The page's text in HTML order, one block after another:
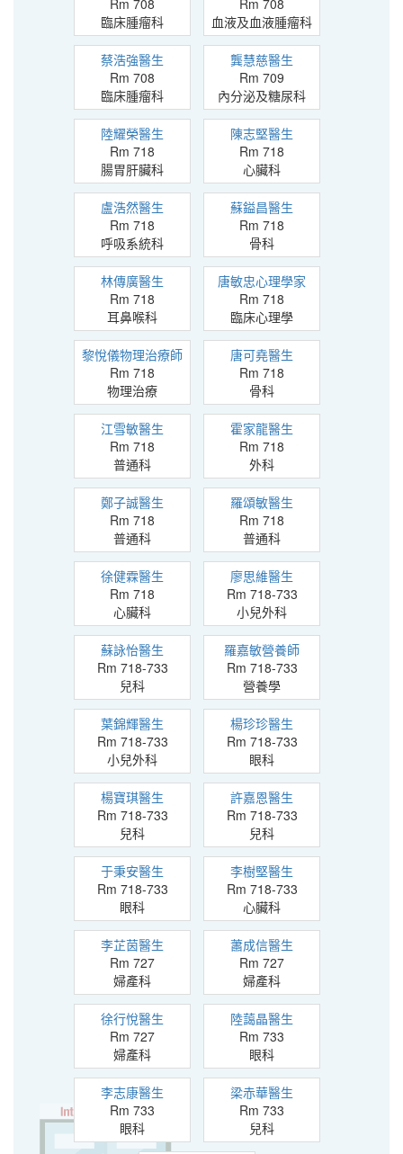
Rm 708
臨床腫瘤科
Rm 708
血液及血液腫瘤科
蔡浩強醫生
Rm 708
臨床腫瘤科
龔慧慈醫生
Rm 709
內分泌及糖尿科
陸耀榮醫生
Rm 718
腸胃肝臟科
陳志堅醫生
Rm 718
心臟科
盧浩然醫生
Rm 718
呼吸系統科
蘇鎰昌醫生
Rm 718
骨科
林傳廣醫生
Rm 718
耳鼻喉科
唐敏忠心理學家
Rm 718
臨床心理學
黎悅儀物理治療師
Rm 718
物理治療
唐可堯醫生
Rm 718
骨科
江雪敏醫生
Rm 718
普通科
霍家龍醫生
Rm 718
外科
鄭子誠醫生
Rm 718
普通科
羅頌敏醫生
Rm 718
普通科
徐健霖醫生
Rm 718
心臟科
廖思維醫生
Rm 718-733
小兒外科
蘇詠怡醫生
Rm 718-733
兒科
羅嘉敏營養師
Rm 718-733
營養學
葉錦輝醫生
Rm 718-733
小兒外科
楊珍珍醫生
Rm 718-733
眼科
楊寶琪醫生
Rm 718-733
兒科
許嘉恩醫生
Rm 718-733
兒科
于秉安醫生
Rm 718-733
眼科
李樹堅醫生
Rm 718-733
心臟科
李芷茵醫生
Rm 727
婦產科
蕭成信醫生
Rm 727
婦產科
徐行悅醫生
Rm 727
婦產科
陸藹晶醫生
Rm 733
眼科
李志康醫生
Rm 733
眼科
梁赤華醫生
Rm 733
兒科